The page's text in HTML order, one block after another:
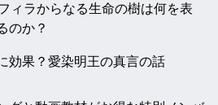
ィラからなる生命の樹は何を表
のか？
効果？愛染明王の真言の話